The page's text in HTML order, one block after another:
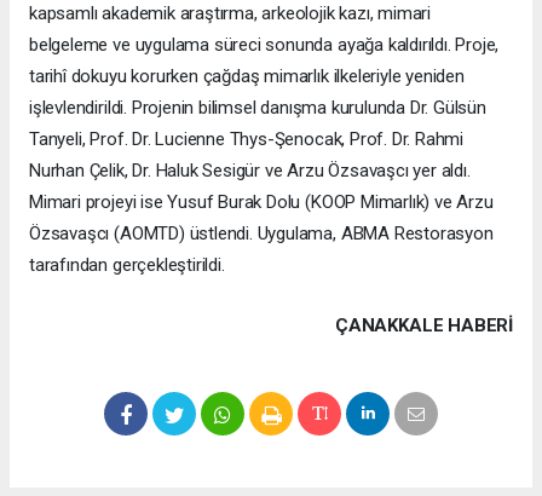
kapsamlı akademik araştırma, arkeolojik kazı, mimari
belgeleme ve uygulama süreci sonunda ayağa kaldırıldı. Proje,
tarihî dokuyu korurken çağdaş mimarlık ilkeleriyle yeniden
işlevlendirildi. Projenin bilimsel danışma kurulunda Dr. Gülsün
Tanyeli, Prof. Dr. Lucienne Thys-Şenocak, Prof. Dr. Rahmi
Nurhan Çelik, Dr. Haluk Sesigür ve Arzu Özsavaşcı yer aldı.
Mimari projeyi ise Yusuf Burak Dolu (KOOP Mimarlık) ve Arzu
Özsavaşcı (AOMTD) üstlendi. Uygulama, ABMA Restorasyon
tarafından gerçekleştirildi.
ÇANAKKALE HABERİ